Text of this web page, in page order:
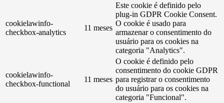
cookielawinfo-
checkbox-analytics
11 meses
Este cookie é definido pelo
plug-in GDPR Cookie Consent.
O cookie é usado para
armazenar o consentimento do
usuário para os cookies na
categoria "Analytics".
cookielawinfo-
checkbox-functional
11 meses
O cookie é definido pelo
consentimento do cookie GDPR
para registrar o consentimento
do usuário para os cookies na
categoria "Funcional".